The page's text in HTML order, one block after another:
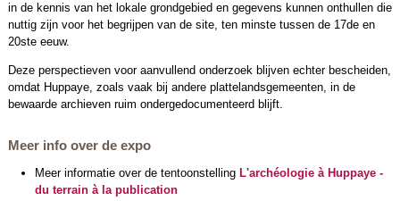
in de kennis van het lokale grondgebied en gegevens kunnen onthullen die
nuttig zijn voor het begrijpen van de site, ten minste tussen de 17de en
20ste eeuw.
Deze perspectieven voor aanvullend onderzoek blijven echter bescheiden,
omdat Huppaye, zoals vaak bij andere plattelandsgemeenten, in de
bewaarde archieven ruim ondergedocumenteerd blijft.
Meer info over de expo
Meer informatie over de tentoonstelling L'archéologie à Huppaye -
du terrain à la publication